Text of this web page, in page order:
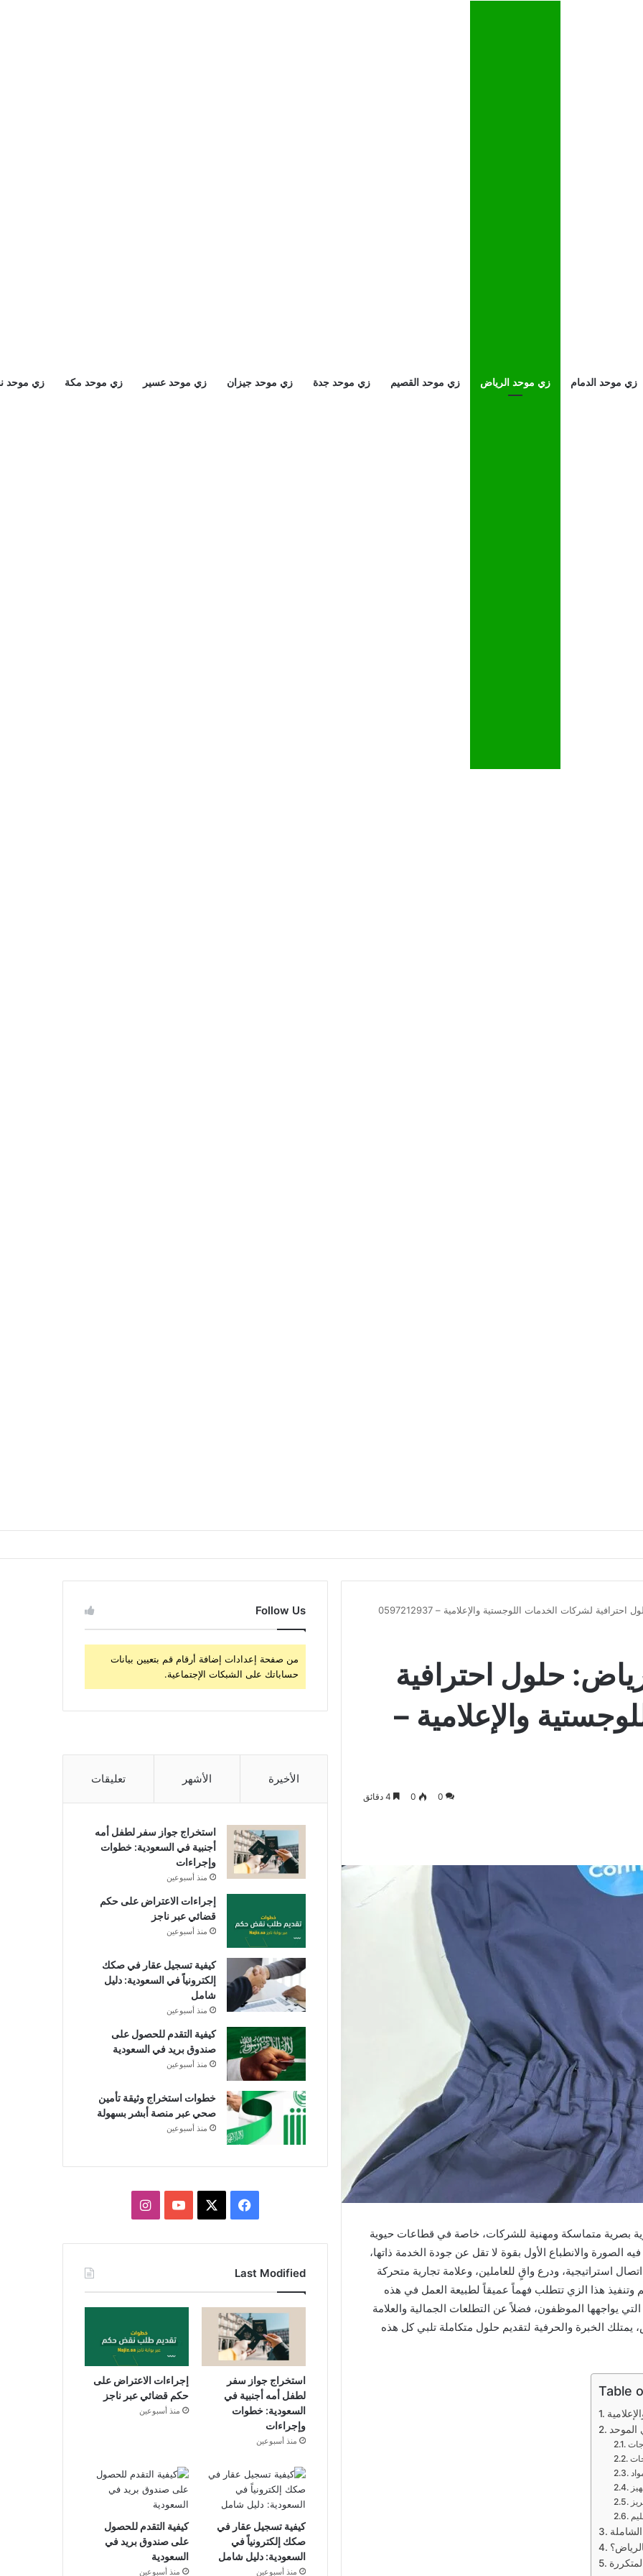
زي موحد الدمام زي موحد الرياض زي موحد القصيم زي موحد جدة زي موحد جيزان زي موحد عسير زي موحد مكة زي موحد
لشركات الخدمات اللوجستية والإعلامية – 0597212937
حلول احترافية
والإعلامية –
0
0
بصرية متماسكة ومهنية للشركات، خاصة في قطاعات حيوية
الصورة والانطباع الأول بقوة لا تقل عن جودة الخدمة ذاتها،
استراتيجية، ودرع واقٍ للعاملين، وعلامة تجارية متحركة
وتنفيذ هذا الزي تتطلب فهماً عميقاً لطبيعة العمل في هذه
يواجهها الموظفون، فضلاً عن التطلعات الجمالية والعلامة
الخبرة والحرفية لتقديم حلول متكاملة تلبي كل هذه
Table
الموحد
Follow Us
من صفحة إعدادات إضافة أرقام قم بتعيين بيانات
حساباتك على الشبكات الإجتماعية.
الأخيرة الأشهر تعليقات
استخراج جواز سفر لطفل أمه
أجنبية في السعودية: خطوات
وإجراءات
منذ أسبوعين
إجراءات الاعتراض على حكم
قضائي عبر ناجز
منذ أسبوعين
كيفية تسجيل عقار في صكك
إلكترونياً في السعودية: دليل
شامل
منذ أسبوعين
كيفية التقدم للحصول على
صندوق بريد في السعودية
منذ أسبوعين
خطوات استخراج وثيقة تأمين
صحي عبر منصة أبشر بسهولة
منذ أسبوعين
فيسبوك يوتيوبانستقرام
Last Modified
استخراج جواز سفر
لطفل أمه أجنبية في
السعودية: خطوات
وإجراءات
منذ أسبوعين
إجراءات الاعتراض على
حكم قضائي عبر ناجز
منذ أسبوعين
كيفية تسجيل عقار في
صكك إلكترونياً في
السعودية: دليل شامل
منذ أسبوعين
كيفية التقدم للحصول
على صندوق بريد في
السعودية
منذ أسبوعين